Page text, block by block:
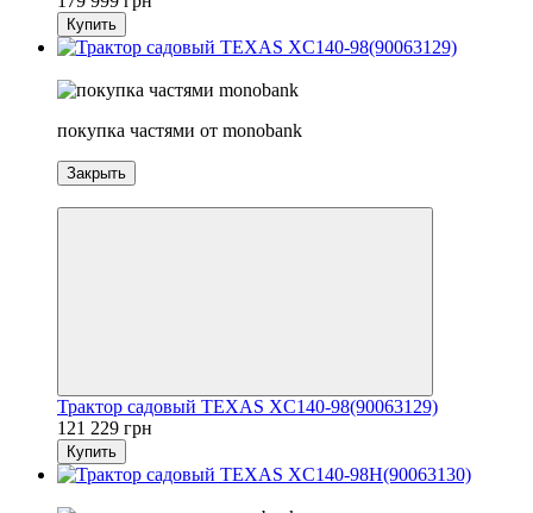
Купить
покупка частями от monobank
Закрыть
Трактор садовый TEXAS XC140-98(90063129)
121 229 грн
Купить